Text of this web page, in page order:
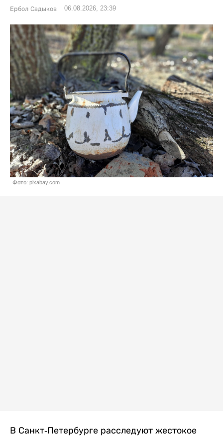
Ербол Садыков 06.08.2026, 23:39
Фото: pixabay.com
В Санкт-Петербурге расследуют жестокое